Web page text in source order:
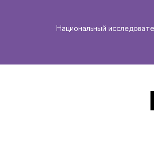
Национальный